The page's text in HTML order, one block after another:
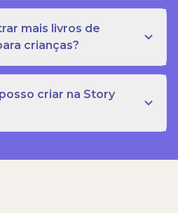
mais livros de
crianças?
criar na Story